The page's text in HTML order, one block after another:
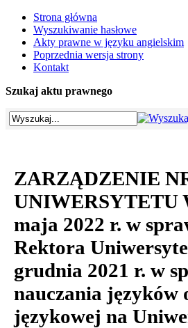
Strona główna
Wyszukiwanie hasłowe
Akty prawne w języku angielskim
Poprzednia wersja strony
Kontakt
Szukaj aktu prawnego
ZARZĄDZENIE
UNIWERSYTETU
maja 2022 r. w
Rektora
grudnia 2021 r. w
nauczania języków
językowej na